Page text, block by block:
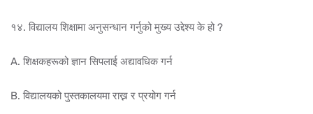
१४. विद्यालय शिक्षामा अनुसन्धान गर्नुको मुख्य उद्देश्य के हो ?
A. शिक्षकहरूको ज्ञान सिपलाई अद्यावधिक गर्न
B. विद्यालयको पुस्तकालयमा राख्न र प्रयोग गर्न